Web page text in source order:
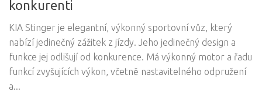
konkurenti
KIA Stinger je elegantní, výkonný sportovní vůz, který
nabízí jedinečný zážitek z jízdy. Jeho jedinečný design a
funkce jej odlišují od konkurence. Má výkonný motor a řadu
funkcí zvyšujících výkon, včetně nastavitelného odpružení
a...